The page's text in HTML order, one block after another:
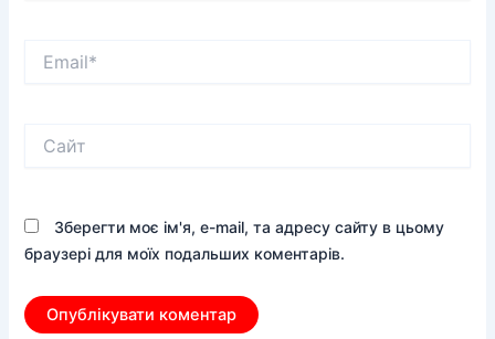
Зберегти моє ім'я, e-mail, та адресу сайту в цьому
браузері для моїх подальших коментарів.